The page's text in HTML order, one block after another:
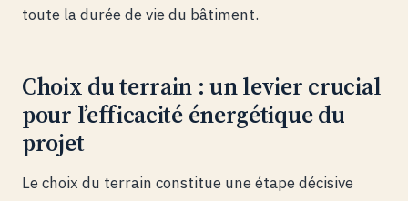
toute la durée de vie du bâtiment.
Choix du terrain : un levier crucial
pour l’efficacité énergétique du
projet
Le choix du terrain constitue une étape décisive